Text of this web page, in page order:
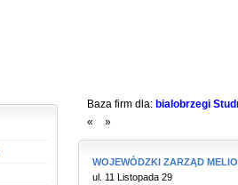
Baza firm dla: bialobrzegi
«
»
WOJEWÓDZKI ZARZĄD
ul. 11 Listopada 29